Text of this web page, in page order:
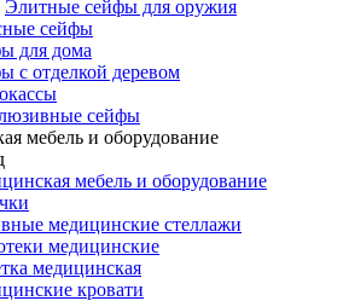
Элитные сейфы для оружия
сейфы
для дома
с отделкой деревом
сейфы
мебель и оборудование
мебель и оборудование
медицинские стеллажи
медицинские
медицинская
кровати